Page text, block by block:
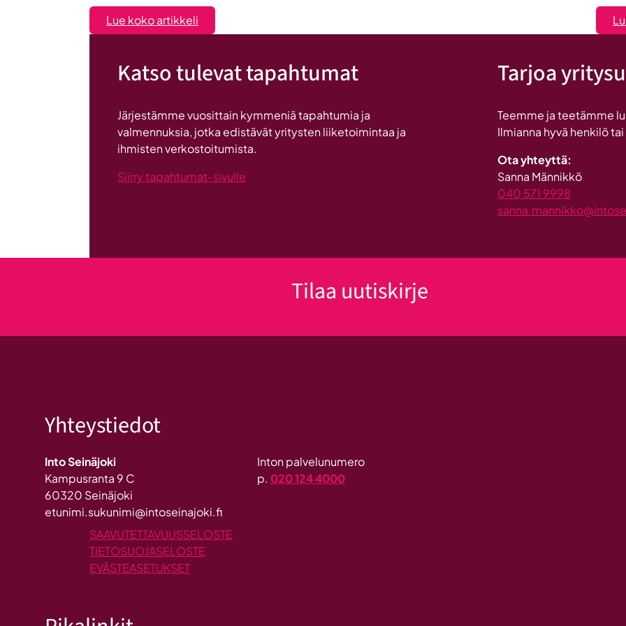
Lue koko artikkeli
Liiketoiminta
-
valmennuksessa
ryhmän
tuesta
Katso tulevat tapahtumat
Järjestämme vuosittain kymmeniä tapahtumia ja
valmennuksia, jotka edistävät yritysten liiketoimintaa ja
ihmisten verkostoitumista.
Siirry tapahtumat-sivulle
Tarjoa
Teemme ja teetämme
Ilmianna hyvä henkilö
Ota yhteyttä:
Sanna Männikkö
040 571 9998
Tilaa uutiskirje
Yhteystiedot
Into Seinäjoki
Kampusranta 9 C
60320 Seinäjoki
etunimi.sukunimi@intoseinajoki.fi
Inton palvelunumero
p. 020 124 4000
SAAVUTETTAVUUSSELOSTE
TIETOSUOJASELOSTE
EVÄSTEASETUKSET